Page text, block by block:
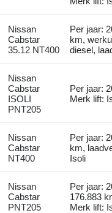
Nissan
Cabstar
35.12 NT400
Per jaar:
km,
diesel,
Nissan
Cabstar
ISOLI
PNT205
Per jaar:
Merk lift:
Nissan
Cabstar
NT400
Per jaar:
km,
Isoli
Nissan
Cabstar
PNT205
Per jaar:
176.883
Merk lift: